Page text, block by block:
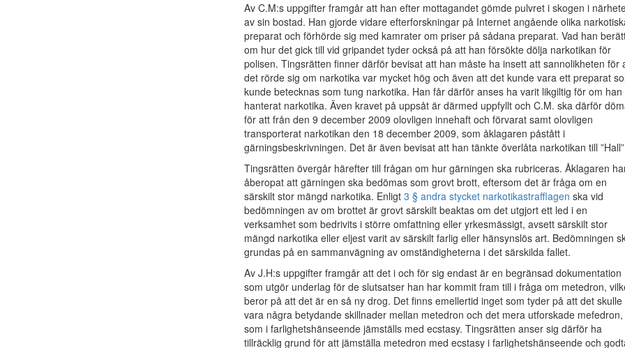
Av C.M:s uppgifter framgår att han efter mottagandet gömde pulvret i skogen i
av sin bostad. Han gjorde vidare efterforskningar på Internet angående olika
preparat och förhörde sig med kamrater om priser på sådana preparat. Vad han
om hur det gick till vid gripandet tyder också på att han försökte dölja narkotikan för
polisen. Tingsrätten finner därför bevisat att han måste ha insett att sannolikheten för
det rörde sig om narkotika var mycket hög och även att det kunde vara ett preparat
kunde betecknas som tung narkotika. Han får därför anses ha varit likgiltig för om han
hanterat narkotika. Även kravet på uppsåt är därmed uppfyllt och C.M. ska därför
för att från den 9 december 2009 olovligen innehaft och förvarat samt olovligen
transporterat narkotikan den 18 december 2009, som åklagaren påstått i
gärningsbeskrivningen. Det är även bevisat att han tänkte överlåta narkotikan till
Tingsrätten övergår härefter till frågan om hur gärningen ska rubriceras. Åklagaren
åberopat att gärningen ska bedömas som grovt brott, eftersom det är fråga om en
särskilt stor mängd narkotika. Enligt 3 § andra stycket narkotikastrafflagen ska vid
bedömningen av om brottet är grovt särskilt beaktas om det utgjort ett led i en
verksamhet som bedrivits i större omfattning eller yrkesmässigt, avsett särskilt stor
mängd narkotika eller eljest varit av särskilt farlig eller hänsynslös art. Bedömningen
grundas på en sammanvägning av omständigheterna i det särskilda fallet.
Av J.H:s uppgifter framgår att det i och för sig endast är en begränsad dokumentation
som utgör underlag för de slutsatser han har kommit fram till i fråga om metedron,
beror på att det är en så ny drog. Det finns emellertid inget som tyder på att det skulle
vara några betydande skillnader mellan metedron och det mera utforskade mefedron,
som i farlighetshänseende jämställs med ecstasy. Tingsrätten anser sig därför ha
tillräcklig grund för att jämställa metedron med ecstasy i farlighetshänseende och